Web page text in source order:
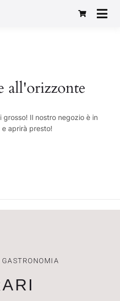
all'orizzonte
Il nostro negozio è in
e aprirà presto!